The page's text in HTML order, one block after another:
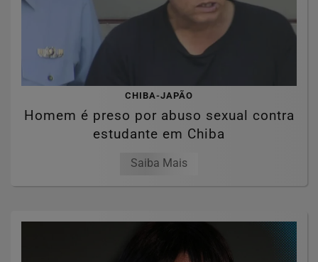
CHIBA-JAPÃO
Homem é preso por abuso sexual contra
estudante em Chiba
Saiba Mais